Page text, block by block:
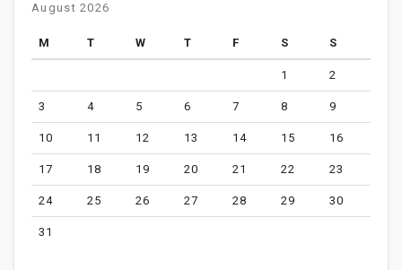
August 2026
M T W T F S S
1 2
3 4 5 6 7 8 9
10 11 12 13 14 15 16
17 18 19 20 21 22 23
24 25 26 27 28 29 30
31